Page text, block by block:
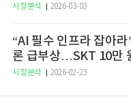
시장분석 2026-03-03
“AI 필수 인프라 잡아
론 급부상…SKT 10만
증권
시장분석 2026-02-23